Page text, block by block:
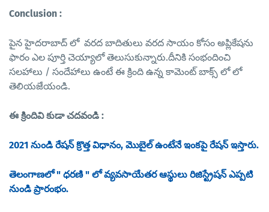
Conclusion :
పైన హైదరాబాద్ లో వరద బాదితులు వరద సాయం కోసం అప్లికేషను
ఫారం ఎల పూర్తి చెయ్యాలో తెలుసుకున్నారు.దీనికి సంభందించి
సలహాలు / సందేహాలు ఉంటే ఈ క్రింది ఉన్న కామెంట్ బాక్స్ లో లో
తెలియజేయండి.
ఈ క్రిందివి కుడా చదవండి :
2021 నుండి రేషన్ క్రొత్త విధానం, మొబైల్ ఉంటేనే ఇంకపై రేషన్ ఇస్తారు.
తెలంగాణలో " ధరణి " లో వ్యవసాయేతర ఆస్థులు రిజిస్ట్రేషన్ ఎప్పటి
నుండి ప్రారంభం.